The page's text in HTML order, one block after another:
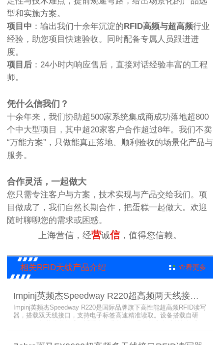
型和实施方案。
项目中 ：输出我们十余年沉淀的RFID高频与超高频行业
经验，助您项目快速验收。同时配备专属人员跟进进
度。
项目后 ：24小时内响应售后，直接对话经验丰富的工程
师。
凭什么信我们？
十余年来，我们协助超500家系统集成商成功落地超800
个中大型项目，其中超20家客户合作超过8年。我们不卖
“万能方案”，只做能真正落地、顺利验收的场景化产品与
服务。
合作灵活，一起做大
您只需专注客户与方案，技术实现与产品交给我们。项
目做成了，我们自然长期合作，把蛋糕一起做大。欢迎
随时聊聊您的需求或困惑。
上海营信，经营诚信，值得您信赖。
相关RFID天线产品介绍 查看更多
Impinj英频杰Speedway R220超高频两天线接口RFID读写器
Impinj英频杰Speedway R220是国际品牌旗下高性能超高频RFID读写
器，搭载双天线接口，支持电子标签高速精准读取。设备搭载自研